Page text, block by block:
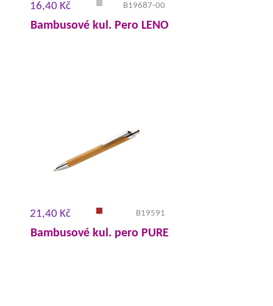
16,40 Kč B19687-00
Bambusové kul. Pero LENO
21,40 Kč B19591
Bambusové kul. pero PURE